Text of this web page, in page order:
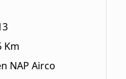
Km
NAP Airco